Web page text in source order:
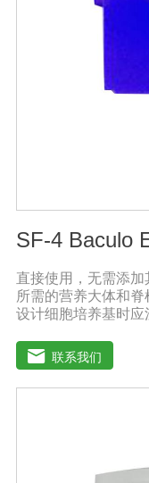
SF-4 Baculo
直接使用，无需添
所需的营养大体和
设计细胞培养基时
前体。氨基酸昆虫
酸含量也应较高。有
常较高，例如：柠
够在不同的培养环
联系我们